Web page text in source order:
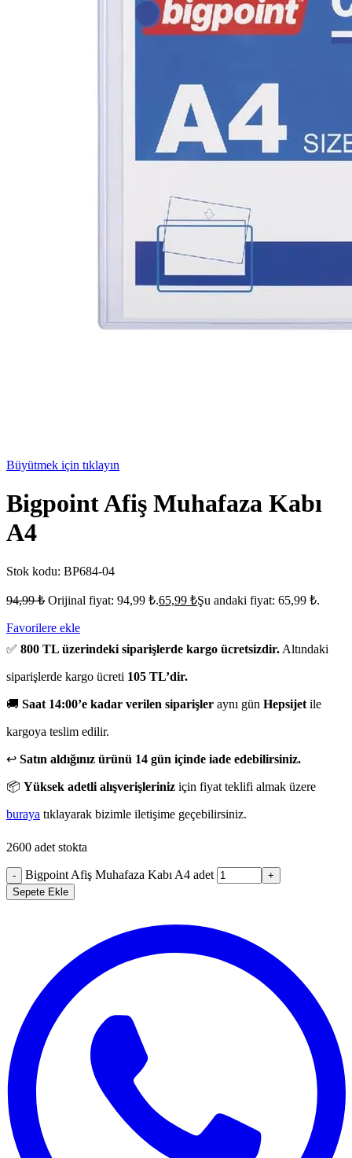
Büyütmek için tıklayın
Bigpoint Afiş Muhafaza Kabı
A4
Stok kodu: BP684-04
94,99₺ Orijinal fiyat: 94,99 ₺.65,99 ₺Şu andaki fiyat: 65,99 ₺.
Favorilere ekle
✅ 800 TL üzerindeki siparişlerde kargo ücretsizdir. Altındaki
siparişlerde kargo ücreti 105 TL’dir.
🚚 Saat 14:00’e kadar verilen siparişler aynı gün Hepsijet ile
kargoya teslim edilir.
↩️ Satın aldığınız ürünü 14 gün içinde iade edebilirsiniz.
📦 Yüksek adetli alışverişleriniz için fiyat teklifi almak üzere
buraya tıklayarak bizimle iletişime geçebilirsiniz.
2600 adet stokta
- Bigpoint Afiş Muhafaza Kabı A4 adet
+
Sepete Ekle